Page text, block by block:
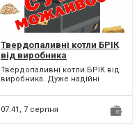
Твердопаливні котли БРІК
від виробника
Твердопаливні котли БРІК від
виробника. Дуже надійні
працюють і працюють! Кот...
07:41, 7 серпня